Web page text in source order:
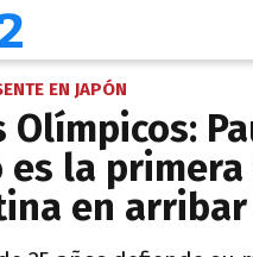
EN JAPÓN
Olímpicos:
es la
en arribar